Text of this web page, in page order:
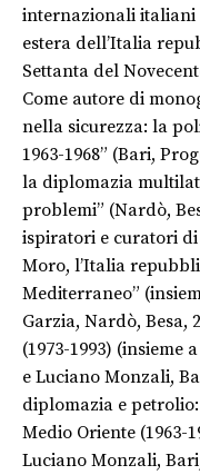
internazionali italiani
estera dell’Italia
Settanta del
Come autore di
nella sicurezza: la
1963-1968” (Bari,
la diplomazia
problemi” (Nardò,
ispiratori e curatori
Moro, l’Italia
Mediterraneo”
Garzia, Nardò, Besa,
(1973-1993) (insieme
e Luciano Monzali,
diplomazia e petrolio
Medio Oriente (1963-
Luciano Monzali,